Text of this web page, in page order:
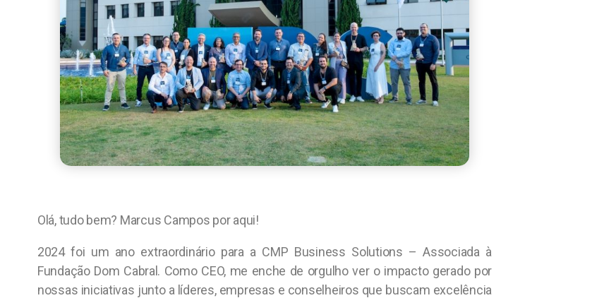
Olá, tudo bem? Marcus Campos por aqui!
2024 foi um ano extraordinário para a CMP Business Solutions – Associada à
Fundação Dom Cabral. Como CEO, me enche de orgulho ver o impacto gerado por
nossas iniciativas junto a líderes, empresas e conselheiros que buscam excelência